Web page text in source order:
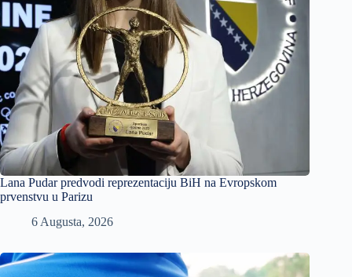
Lana Pudar predvodi reprezentaciju BiH na Evropskom
prvenstvu u Parizu
6 Augusta, 2026